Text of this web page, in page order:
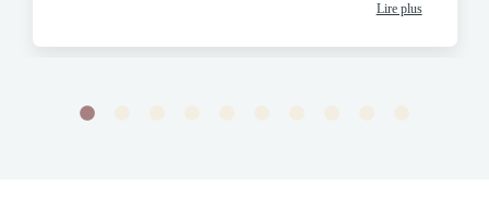
conseils. Je recommande vivement
Maître Tourel.
Lire plus